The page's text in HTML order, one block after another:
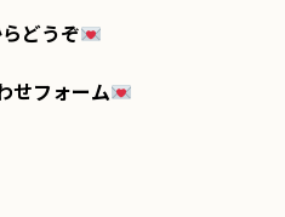
どうぞ
せフォーム